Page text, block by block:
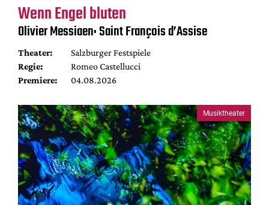
Wenn Engel bluten
Olivier Messiaen: Saint François d’Assise
Theater:
Salzburger Festspiele
Regie:
Romeo Castellucci
Premiere:
04.08.2026
Musiktheater